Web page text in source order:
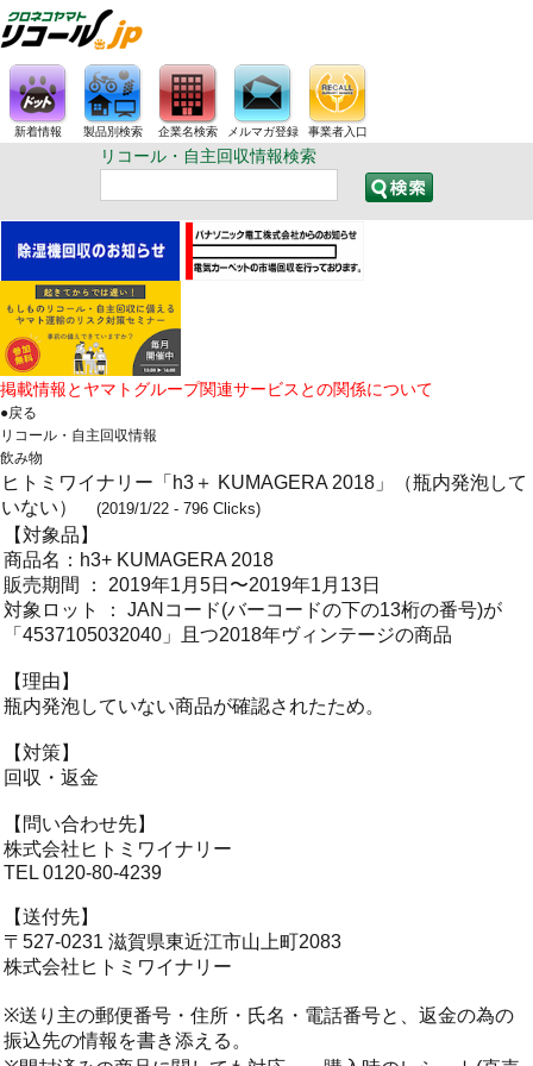
新着情報 製品別検索 企業名検索 メルマガ登録 事業者入口
リコール・自主回収情報検索
掲載情報とヤマトグループ関連サービスとの関係について
●戻る
リコール・自主回収情報
飲み物
ヒトミワイナリー「h3＋ KUMAGERA 2018」（瓶内発泡して
いない）
(2019/1/22 - 796 Clicks)
【対象品】
商品名：h3+ KUMAGERA 2018
販売期間 ： 2019年1月5日〜2019年1月13日
対象ロット ： JANコード(バーコードの下の13桁の番号)が
「4537105032040」且つ2018年ヴィンテージの商品
【理由】
瓶内発泡していない商品が確認されたため。
【対策】
回収・返金
【問い合わせ先】
株式会社ヒトミワイナリー
TEL 0120-80-4239
【送付先】
〒527-0231 滋賀県東近江市山上町2083
株式会社ヒトミワイナリー
※送り主の郵便番号・住所・氏名・電話番号と、返金の為の
振込先の情報を書き添える。